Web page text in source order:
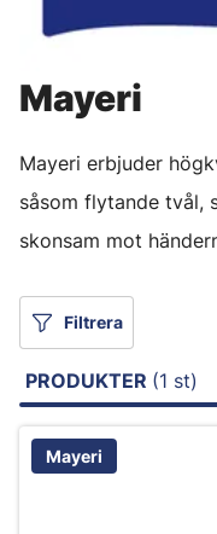
Mayeri
Mayeri erbjuder
såsom flytande tvål,
skonsam mot
Filtrera
PRODUKTER (1 st)
Mayeri